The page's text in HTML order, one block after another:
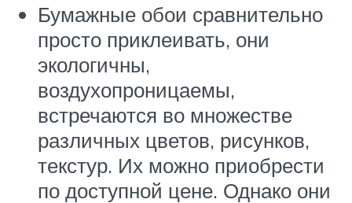
Бумажные обои сравнительно
просто приклеивать, они
экологичны,
воздухопроницаемы,
встречаются во множестве
различных цветов, рисунков,
текстур. Их можно приобрести
по доступной цене. Однако они